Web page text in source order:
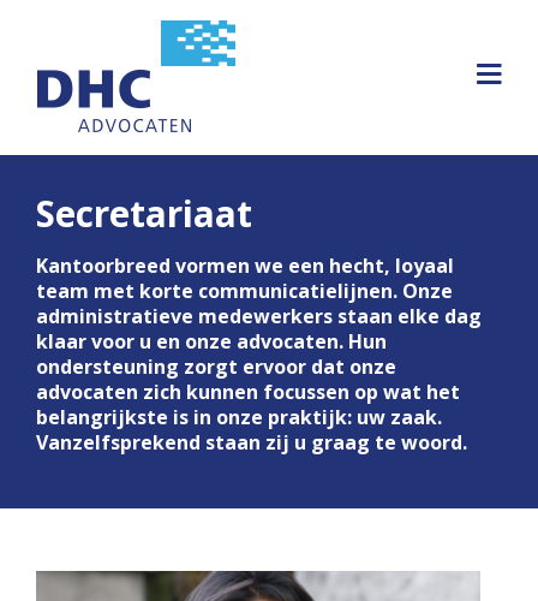
Secretariaat
Kantoorbreed vormen we een hecht, loyaal
team met korte communicatielijnen. Onze
administratieve medewerkers staan elke dag
klaar voor u en onze advocaten. Hun
ondersteuning zorgt ervoor dat onze
advocaten zich kunnen focussen op wat het
belangrijkste is in onze praktijk: uw zaak.
Vanzelfsprekend staan zij u graag te woord.